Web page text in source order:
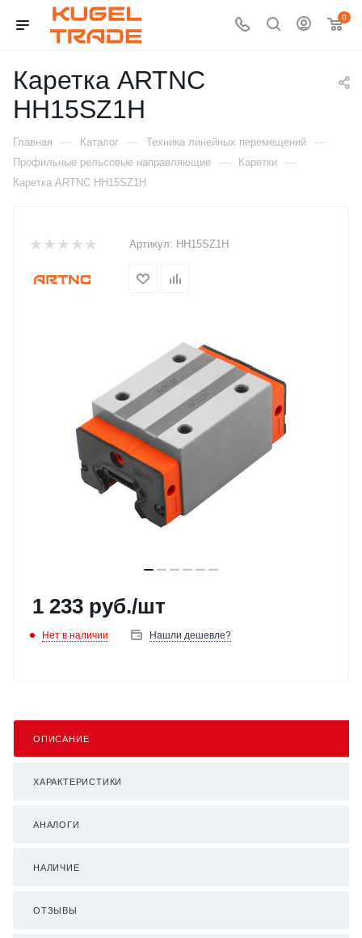
0
Каретка ARTNC
HH15SZ1H
Главная — Каталог — Техника линейных перемещений —
Профильные рельсовые направляющие — Каретки —
Каретка ARTNC HH15SZ1H
Артикул: HH15SZ1H
1 233 руб./шт
Нет в наличии Нашли дешевле?
ОПИСАНИЕ
ХАРАКТЕРИСТИКИ
АНАЛОГИ
НАЛИЧИЕ
ОТЗЫВЫ